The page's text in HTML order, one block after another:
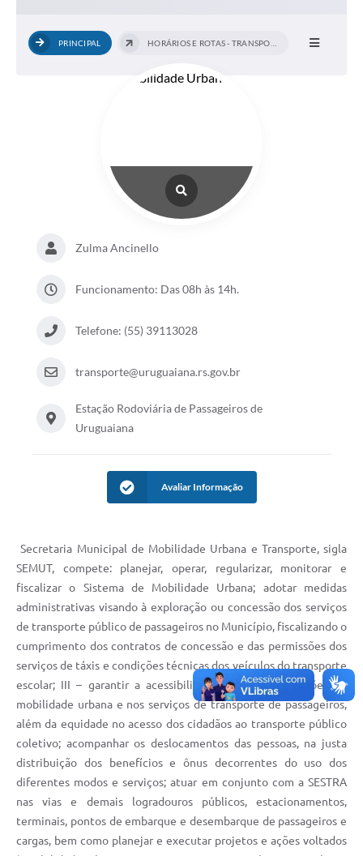
COVID-19
Sala do Empreendedor
Cidadão Online: IPTU - alvará
Nota Fiscal Eletrônica
Colégio Agrícola Municipal
COPIR - Coordenadoria de Promoção de Igualdade Racial
Galeria de Fotos
Contratos
Obras
Notícias
Galeria de Vídeos
Contas Públicas
Telefones Úteis
Termos de Uso & Política de Privacidade
PRINCIPAL
Zulma Ancinello
Funcionamento: Das 08h às 14h.
Telefone: (55) 39113028
transporte@uruguaiana.rs.gov.br
Estação Rodoviária de Passageiros de
Uruguaiana
Avaliar Informação
Secretaria Municipal de Mobilidade Urbana e Transporte, sigla
SEMUT, compete: planejar, operar, regularizar, monitorar e
fiscalizar o Sistema de Mobilidade Urbana; adotar medidas
administrativas visando à exploração ou concessão dos serviços
de transporte público de passageiros no Município, fiscalizando o
cumprimento dos contratos de concessão e das permissões dos
serviços de táxis e condições técnicas dos veículos do transporte
escolar; III – garantir a acessibilidade universal nas ações de
mobilidade urbana e nos serviços de transporte de passageiros,
além da equidade no acesso dos cidadãos ao transporte público
coletivo; acompanhar os deslocamentos das pessoas, na justa
distribuição dos benefícios e ônus decorrentes do uso dos
diferentes modos e serviços; atuar em conjunto com a SESTRA
nas vias e demais logradouros públicos, estacionamentos,
terminais, pontos de embarque e desembarque de passageiros e
cargas, bem como planejar e executar projetos e ações voltados